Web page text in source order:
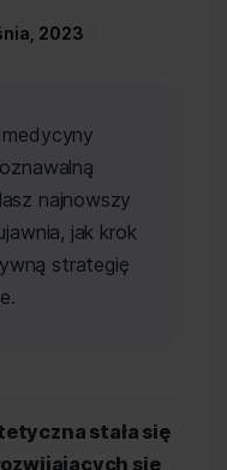
2023
najnowszy
jak krok
strategię
stała się
się